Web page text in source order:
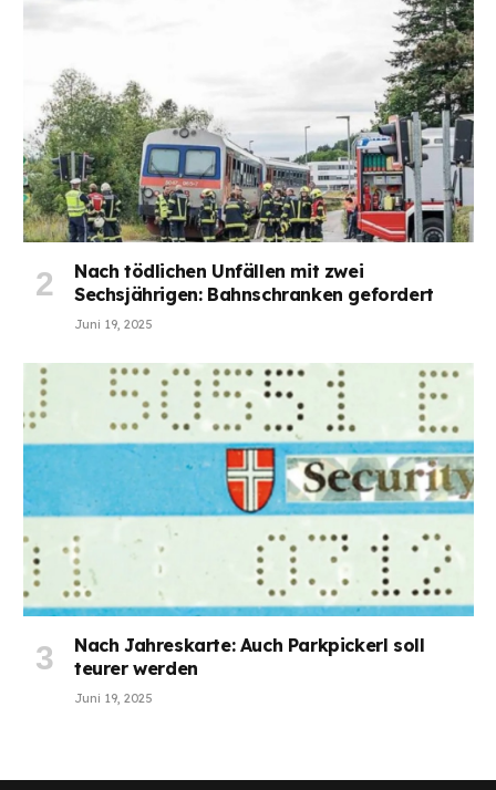
Nach tödlichen Unfällen mit zwei
Sechsjährigen: Bahnschranken gefordert
Juni 19, 2025
Nach Jahreskarte: Auch Parkpickerl soll
teurer werden
Juni 19, 2025